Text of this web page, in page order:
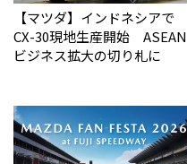
【マツダ】インドネシアで
CX-30現地生産開始 ASEAN
ビジネス拡大の切り札に